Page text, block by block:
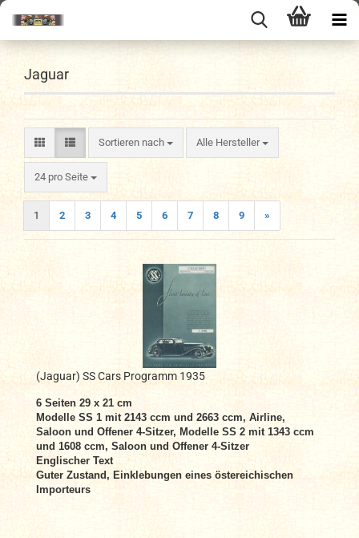
Jaguar
Sortieren nach
Sortieren nach Alle Hersteller
24 pro Seite
pro Seite
1 2 3 4 5 6 7 8 9 »
(Jaguar) SS Cars Programm 1935
6 Seiten 29 x 21 cm
Modelle SS 1 mit 2143 ccm und 2663 ccm, Airline,
Saloon und Offener 4-Sitzer, Modelle SS 2 mit 1343 ccm
und 1608 ccm, Saloon und Offener 4-Sitzer
Englischer Text
Guter Zustand, Einklebungen eines östereichischen
Importeurs